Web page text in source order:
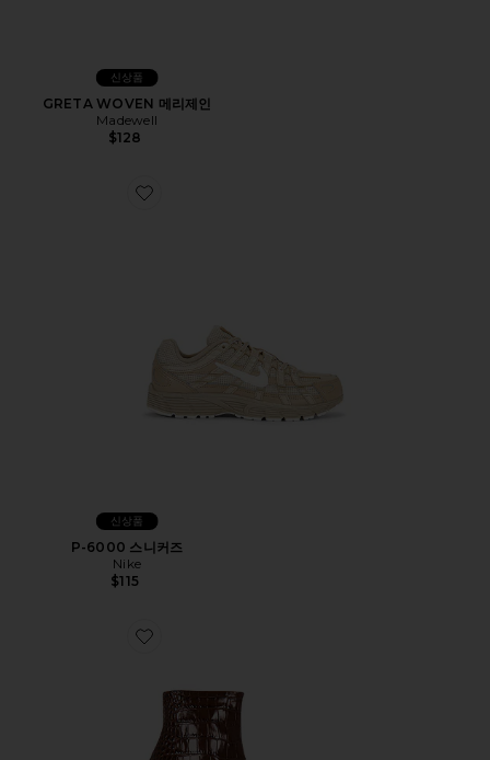
신상품
GRETA WOVEN 메리제인
Madewell
$128
Favorite P-6000 스니커즈
신상품
P-6000 스니커즈
Nike
$115
Favorite VERA ANKLE 85 부츠